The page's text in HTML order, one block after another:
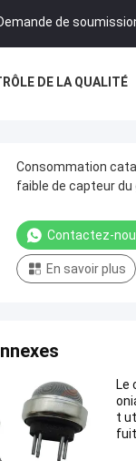
de
DE LA QUALITÉ
Consommation
faible de capteur du
Contactez-
En savoir plus
Le
t